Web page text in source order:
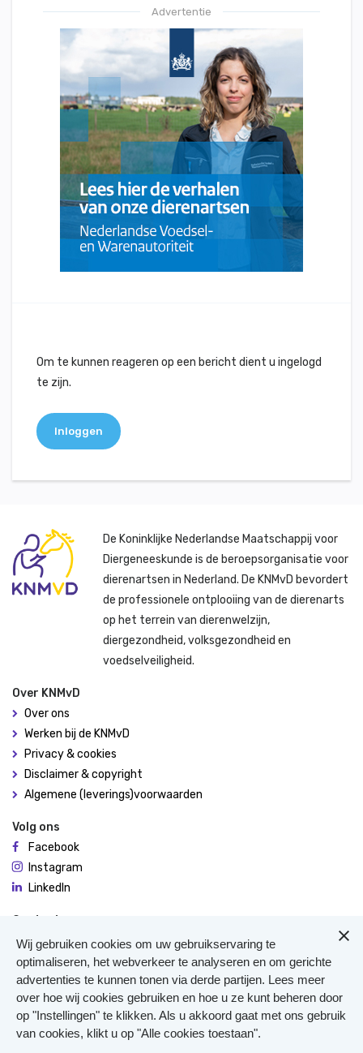
Advertentie
Om te kunnen reageren op een bericht dient u ingelogd
te zijn.
Inloggen
De Koninklijke Nederlandse Maatschappij voor
Diergeneeskunde is de beroepsorganisatie voor
dierenartsen in Nederland. De KNMvD bevordert
de professionele ontplooiing van de dierenarts
op het terrein van dierenwelzijn,
diergezondheid, volksgezondheid en
voedselveiligheid.
Over KNMvD
Over ons
Werken bij de KNMvD
Privacy & cookies
Disclaimer & copyright
Algemene (leverings)voorwaarden
Volg ons
Facebook
Instagram
LinkedIn
Contact
De Molen 94
3995 AX Houten
0306348900
Meer contact
Veterinair Vangnet
Pers
Wij gebruiken cookies om uw gebruikservaring te
optimaliseren, het webverkeer te analyseren en om gerichte
advertenties te kunnen tonen via derde partijen. Lees meer
over hoe wij cookies gebruiken en hoe u ze kunt beheren door
op "Instellingen" te klikken. Als u akkoord gaat met ons gebruik
van cookies, klikt u op "Alle cookies toestaan".